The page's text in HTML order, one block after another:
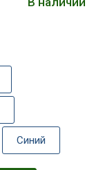
Синий